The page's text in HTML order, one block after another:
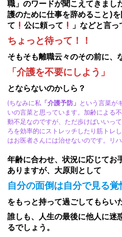
職」のワードが聞こえてきまし
護のために仕事を辞めること)
て
公に頼って 」などと言っ
ちょっと待って！！
そもそも離職云々のその前に、
「介護を不要にしよう」
とならないのかしら？
(ちなみに私 「介護予防」 という言菜が
いの言菜と思っています。加齢による
動不足なのですが、ただ歩けばいいっ
ろを効率的にストレッチしたり筋トレ
はお医者さんには治せないのです。リ
年齢に合わせ、状況に応じてお
ありますが、大原則として
自分の面倒は自分で見る覚
をもっと持って過ごしてもらい
誰しも、人生の最後に他人に迷
るでしょう。